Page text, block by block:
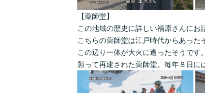
【薬師堂】
この地域の歴史に詳しい福原さんにお
こちらの薬師堂は江戸時代からあった
この辺り一体が大火に遭ったそうです
願って再建された薬師堂。毎年８日に